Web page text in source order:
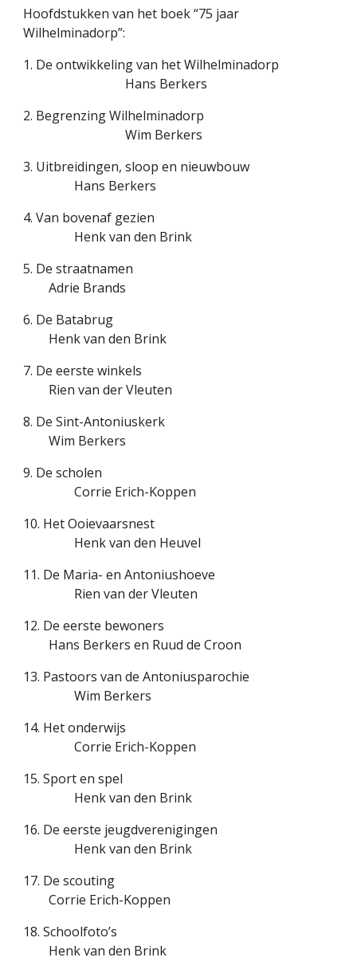
Hoofdstukken van het boek “75 jaar
Wilhelminadorp”:
1. De ontwikkeling van het Wilhelminadorp
Hans Berkers
2. Begrenzing Wilhelminadorp
Wim Berkers
3. Uitbreidingen, sloop en nieuwbouw
Hans Berkers
4. Van bovenaf gezien
Henk van den Brink
5. De straatnamen
Adrie Brands
6. De Batabrug
Henk van den Brink
7. De eerste winkels
Rien van der Vleuten
8. De Sint-Antoniuskerk
Wim Berkers
9. De scholen
Corrie Erich-Koppen
10. Het Ooievaarsnest
Henk van den Heuvel
11. De Maria- en Antoniushoeve
Rien van der Vleuten
12. De eerste bewoners
Hans Berkers en Ruud de Croon
13. Pastoors van de Antoniusparochie
Wim Berkers
14. Het onderwijs
Corrie Erich-Koppen
15. Sport en spel
Henk van den Brink
16. De eerste jeugdverenigingen
Henk van den Brink
17. De scouting
Corrie Erich-Koppen
18. Schoolfoto’s
Henk van den Brink